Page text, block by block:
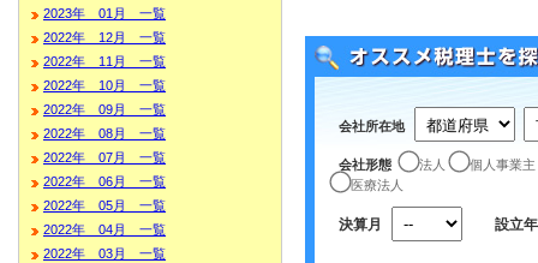
2023年 01月 一覧
2022年 12月 一覧
2022年 11月 一覧
2022年 10月 一覧
2022年 09月 一覧
2022年 08月 一覧
2022年 07月 一覧
2022年 06月 一覧
2022年 05月 一覧
2022年 04月 一覧
2022年 03月 一覧
会社所在地
会社形態 法人
個人事業主
医療法人
決算月 設立年